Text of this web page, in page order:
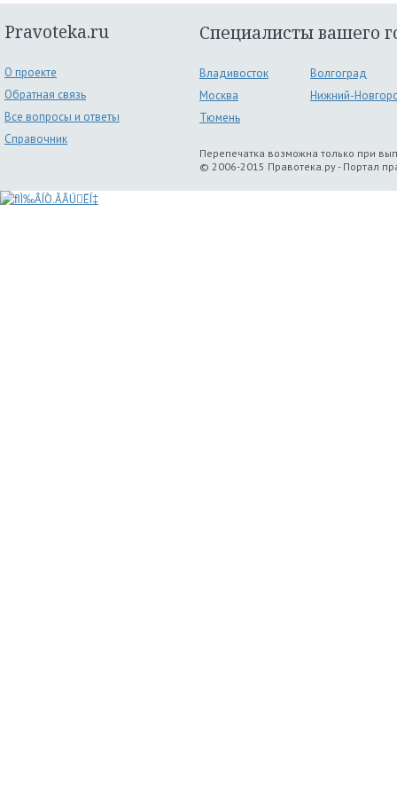
Pravoteka.ru
О проекте
Обратная связь
Все вопросы и ответы
Справочник
Специалисты вашего
Владивосток
Волгоград
Москва
Нижний-
Тюмень
Перепечатка возможна только при
© 2006-2015 Правотека.ру - Портал